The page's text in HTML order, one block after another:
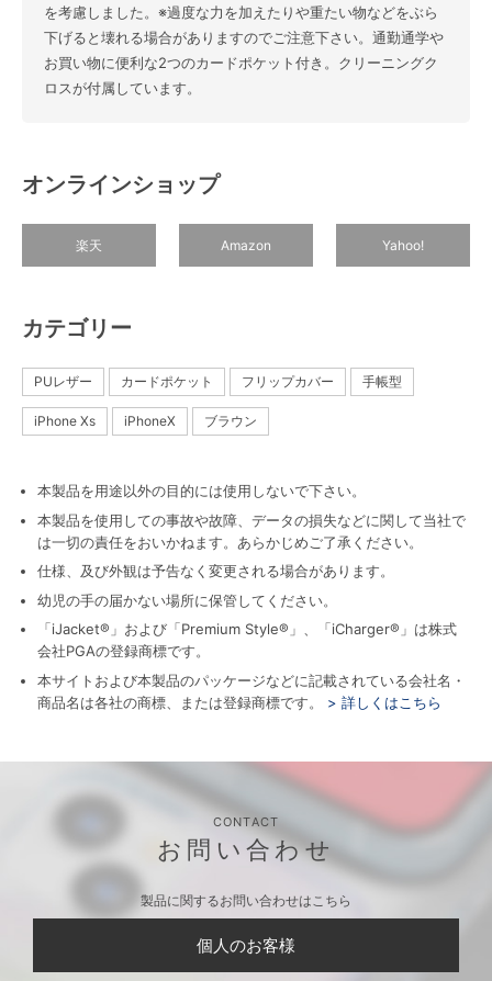
を考慮しました。※過度な力を加えたりや重たい物などをぶら
下げると壊れる場合がありますのでご注意下さい。通勤通学や
お買い物に便利な2つのカードポケット付き。クリーニングク
ロスが付属しています。
オンラインショップ
楽天 Amazon Yahoo!
カテゴリー
PUレザー カードポケット フリップカバー 手帳型
iPhone Xs iPhoneX ブラウン
本製品を用途以外の目的には使用しないで下さい。
本製品を使用しての事故や故障、データの損失などに関して当社で
は一切の責任をおいかねます。あらかじめご了承ください。
仕様、及び外観は予告なく変更される場合があります。
幼児の手の届かない場所に保管してください。
「iJacket®」および「Premium Style®」、「iCharger®」は株式
会社PGAの登録商標です。
本サイトおよび本製品のパッケージなどに記載されている会社名・
商品名は各社の商標、または登録商標です。
> 詳しくはこちら
CONTACT
お問い合わせ
製品に関するお問い合わせはこちら
個人のお客様